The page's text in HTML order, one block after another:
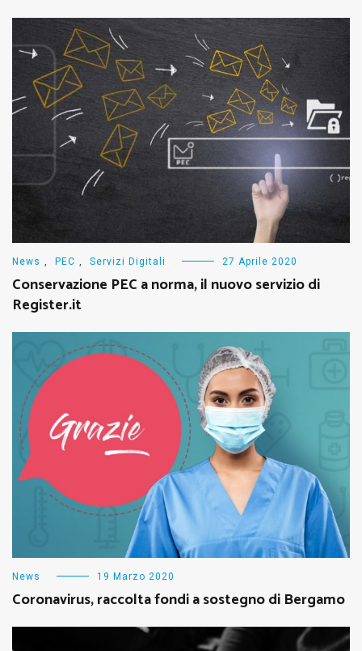
News , PEC , Servizi Digitali 27 Aprile 2020
Conservazione PEC a norma, il nuovo servizio di
Register.it
News 19 Marzo 2020
Coronavirus, raccolta fondi a sostegno di Bergamo